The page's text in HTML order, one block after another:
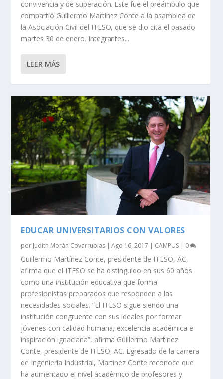
convivencia y de superación. Este fue el preámbulo que
compartió Guillermo Martínez Conte a la asamblea de
la Asociación Civil del ITESO, que se dio cita el pasado
martes 30 de enero. Integrantes...
LEER MÁS
EDUCAR UNIVERSITARIOS CON VALORES
por Judith Morán Covarrubias |Ago 16, 2017 | CAMPUS | 0
Guillermo Martínez Conte, presidente de ITESO, AC,
afirma que el ITESO se ha distinguido en sus 60 años
como una institución educativa que forma
profesionistas preparados que responden a las
necesidades sociales. “El ITESO sigue siendo una
institución congruente con sus ideales por formar
jóvenes con calidad humana, excelencia académica e
inspiración ignaciana”, afirma Guillermo Martínez
Conte, presidente de ITESO, AC. Egresado de la carrera
de Ingeniería Industrial, Martínez Conte reconoce que
ha aumentado el nivel académico de profesores y